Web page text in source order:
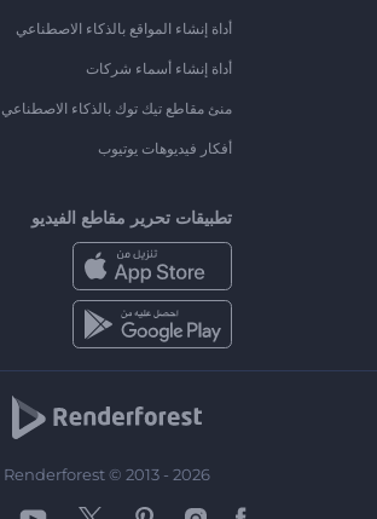
أداة إنشاء المواقع بالذكاء الاصطناعي
أداة إنشاء أسماء شركات
منئ مقاطع تيك توك بالذكاء الاصطناعي
أفكار فيديوهات يوتيوب
تطبيقات تحرير مقاطع الفيديو
Renderforest © 2013 - 2026